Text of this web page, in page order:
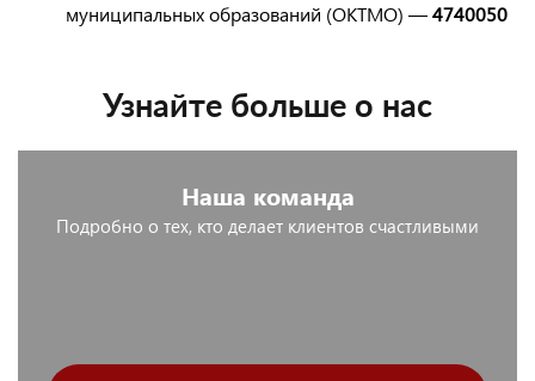
муниципальных образований (ОКТМО) —4740050
Узнайте больше о нас
Наша команда
Подробно о тех, кто делает клиентов счастливыми